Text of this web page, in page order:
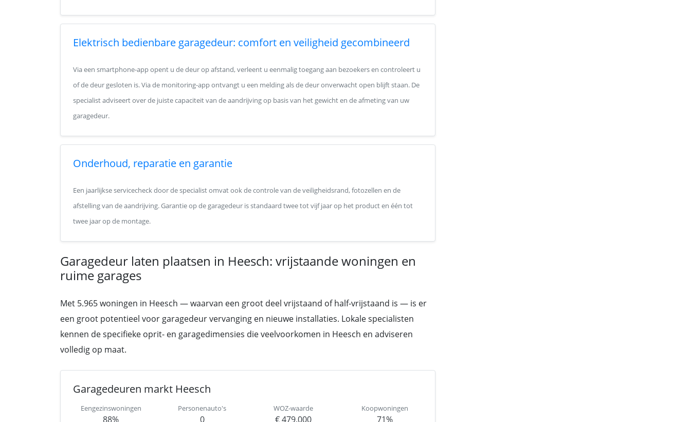
Elektrisch bedienbare garagedeur: comfort en veiligheid gecombineerd
Via een smartphone-app opent u de deur op afstand, verleent u eenmalig toegang aan bezoekers en controleert u
of de deur gesloten is. Via de monitoring-app ontvangt u een melding als de deur onverwacht open blijft staan. De
specialist adviseert over de juiste capaciteit van de aandrijving op basis van het gewicht en de afmeting van uw
garagedeur.
Onderhoud, reparatie en garantie
Een jaarlijkse servicecheck door de specialist omvat ook de controle van de veiligheidsrand, fotozellen en de
afstelling van de aandrijving. Garantie op de garagedeur is standaard twee tot vijf jaar op het product en één tot
twee jaar op de montage.
Garagedeur laten plaatsen in Heesch: vrijstaande woningen en
ruime garages
Met 5.965 woningen in Heesch — waarvan een groot deel vrijstaand of half-vrijstaand is — is er
een groot potentieel voor garagedeur vervanging en nieuwe installaties. Lokale specialisten
kennen de specifieke oprit- en garagedimensies die veelvoorkomen in Heesch en adviseren
volledig op maat.
Garagedeuren markt Heesch
Eengezinswoningen
88%
Personenauto's
0
WOZ-waarde
€ 479.000
Koopwoningen
71%